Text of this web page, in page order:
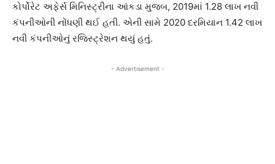
કોર્પોરેટ અફેર્સ મિનિસ્ટ્રીના આંકડા મુજબ, 2019માં 1.28 લાખ નવી
કંપનીઓની નોંધણી થઈ હતી. એની સામે 2020 દરમિયાન 1.42 લાખ
નવી કંપનીઓનું રજિસ્ટ્રેશન થયું હતું.
- Advertisement -